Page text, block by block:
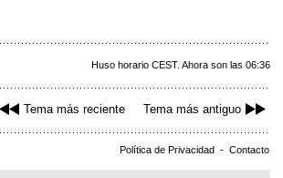
Huso horario CEST. Ahora son las 06:36
Tema más reciente Tema más antiguo
Política de Privacidad - Contacto